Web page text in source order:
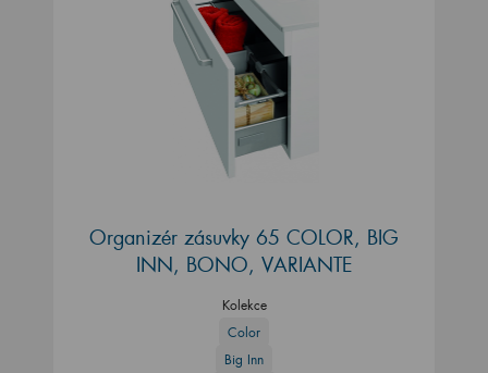
Organizér zásuvky 65 COLOR, BIG
INN, BONO, VARIANTE
Kolekce
Color
Big Inn